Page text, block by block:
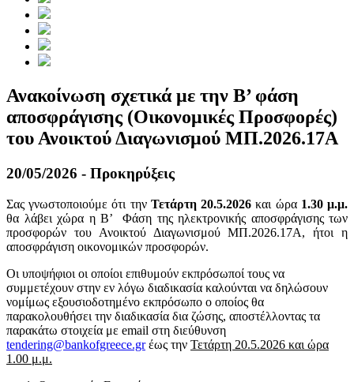
Ανακοίνωση σχετικά με την Β’ φάση
αποσφράγισης (Οικονομικές Προσφορές)
του Ανοικτού Διαγωνισμού ΜΠ.2026.17Α
20/05/2026 - Προκηρύξεις
Σας γνωστοποιούμε ότι την Τετάρτη 20.5.2026 και ώρα 1.30 μ.μ.
θα λάβει χώρα η Β’ Φάση της ηλεκτρονικής αποσφράγισης των
προσφορών του Ανοικτού Διαγωνισμού ΜΠ.2026.17Α, ήτοι η
αποσφράγιση οικονομικών προσφορών.
Οι υποψήφιοι οι οποίοι επιθυμούν εκπρόσωποί τους να
συμμετέχουν στην εν λόγω διαδικασία καλούνται να δηλώσουν
νομίμως εξουσιοδοτημένο εκπρόσωπο ο οποίος θα
παρακολουθήσει την διαδικασία δια ζώσης, αποστέλλοντας τα
παρακάτω στοιχεία με email στη διεύθυνση
tendering@bankofgreece.grέως την Τετάρτη 20.5.2026 και ώρα
1.00 μ.μ.